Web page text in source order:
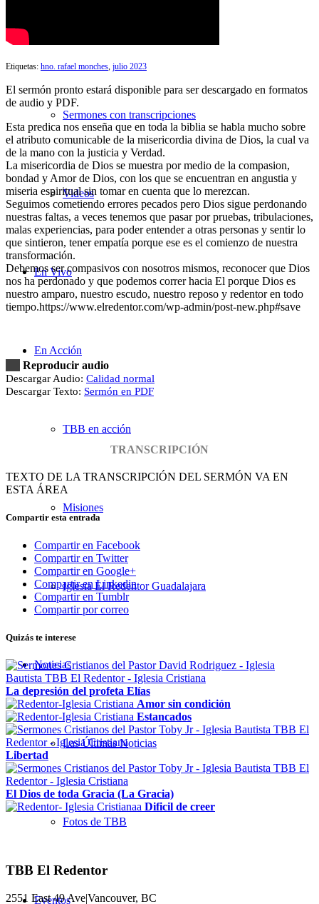
Sermones con transcripciones
Videos
En Vivo
En Acción
TBB en acción
Misiones
Iglesia El Redentor Guadalajara
Noticias
Las Últimas Noticias
Fotos de TBB
Eventos
Etiquetas: hno. rafael monches julio 2023
El sermón pronto estará disponible para ser descargado en formatos
de audio y PDF.
Esta predica nos enseña que en toda la biblia se habla mucho sobre
el atributo comunicable de la misericordia divina de Dios, la cual va
de la mano con la justicia y Verdad.
La misericordia de Dios se muestra por medio de la compasion,
bondad y Amor de Dios, con los que se encuentran en angustia y
miseria espiritual sin tomar en cuenta que lo merezcan.
Seguimos cometiendo errores pecados pero Dios sigue perdonando
nuestras faltas, a veces tenemos que pasar por pruebas, tribulaciones,
malas experiencias, para poder entender a otras personas y sentir lo
que sintieron, tener empatía porque ese es el comienzo de nuestra
transformación.
Debemos ser compasivos con nosotros mismos, reconocer que Dios
nos ha perdonado y que podemos correr hacia El porque Dios es
nuestro amparo, nuestro escudo, nuestro reposo y redentor en todo
tiempo.https://www.elredentor.com/wp-admin/post-new.php#save
Reproducir audio
Descargar Audio: Calidad normal
Descargar Texto: Sermón en PDF
TRANSCRIPCIÓN
TEXTO DE LA TRANSCRIPCIÓN DEL SERMÓN VA EN
ESTA ÁREA
Compartir esta entrada
Compartir en Facebook
Compartir en Twitter
Compartir en Google+
Compartir en Linkedin
Compartir en Tumblr
Compartir por correo
Quizás te interese
La depresión del profeta Elías
Amor sin condición
Estancados
Libertad
El Dios de toda Gracia (La Gracia)
Dificil de creer
TBB El Redentor
2551 East 49 Ave|Vancouver, BC